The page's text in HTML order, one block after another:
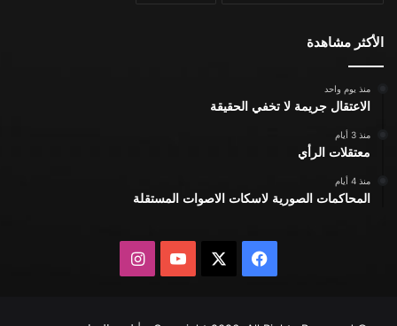
الأكثر مشاهدة
منذ يوم واحد
الاعتقال جريمة لا تخفي الحقيقة
منذ 3 أيام
معتقلات الرأي
منذ 4 أيام
المحاكمات الصورية لاسكات الاصوات المستقلة
فيسبوك يوتيوبانستقرام